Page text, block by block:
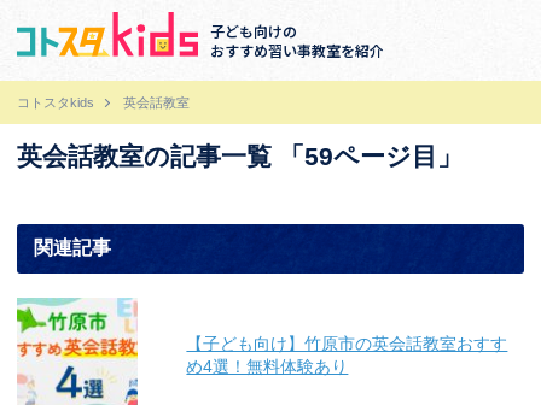
子ども向けの
おすすめ習い事教室を紹介
コトスタkids 英会話教室
英会話教室の記事一覧 「59ページ目」
関連記事
【子ども向け】竹原市の英会話教室おすす
め4選！無料体験あり